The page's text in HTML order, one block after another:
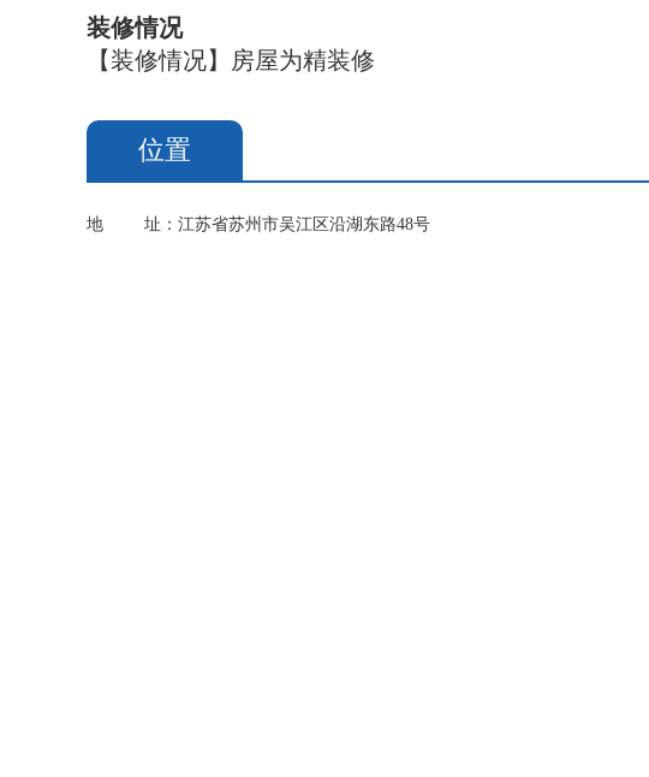
装修情况
【装修情况】房屋为精装修
位置
地 址：江苏省苏州市吴江区沿湖东路48号